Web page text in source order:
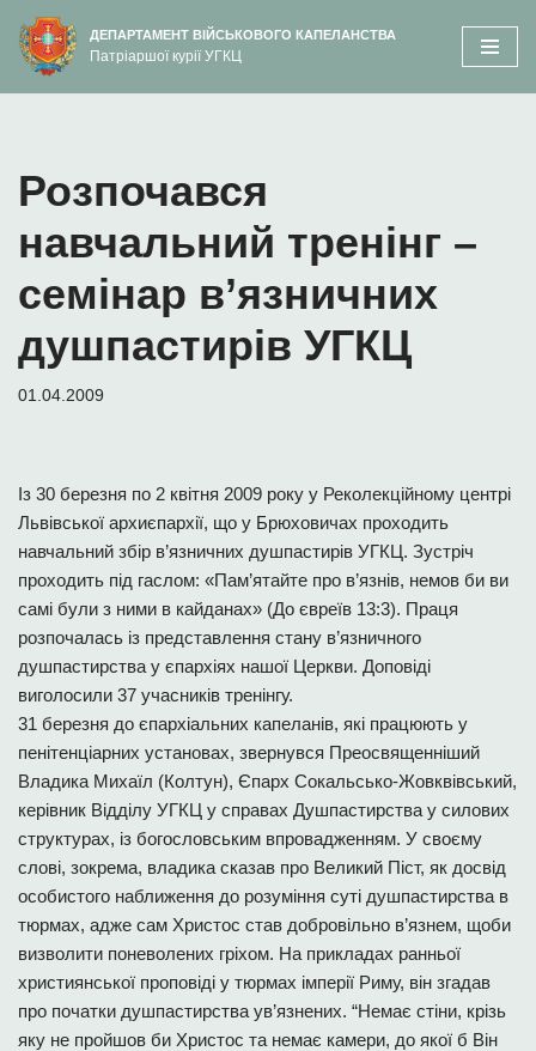
вмісту
Перейти
до
ДЕПАРТАМЕНТ ВІЙСЬКОВОГО КАПЕЛАНСТВА
Патріаршої курії УГКЦ
Розпочався
навчальний тренінг –
семінар в’язничних
душпастирів УГКЦ
01.04.2009
Із 30 березня по 2 квітня 2009 року у Реколекційному центрі
Львівської архиєпархії, що у Брюховичах проходить
навчальний збір в’язничних душпастирів УГКЦ. Зустріч
проходить під гаслом: «Пам’ятайте про в’язнів, немов би ви
самі були з ними в кайданах» (До євреїв 13:3). Праця
розпочалась із представлення стану в’язничного
душпастирства у єпархіях нашої Церкви. Доповіді
виголосили 37 учасників тренінгу.
31 березня до єпархіальних капеланів, які працюють у
пенітенціарних установах, звернувся Преосвященніший
Владика Михаїл (Колтун), Єпарх Сокальсько-Жовквівський,
керівник Відділу УГКЦ у справах Душпастирства у силових
структурах, із богословським впровадженням. У своєму
слові, зокрема, владика сказав про Великий Піст, як досвід
особистого наближення до розуміння суті душпастирства в
тюрмах, адже сам Христос став добровільно в’язнем, щоби
визволити поневолених гріхом. На прикладах ранньої
християнської проповіді у тюрмах імперії Риму, він згадав
про початки душпастирства ув’язнених. “Немає стіни, крізь
яку не пройшов би Христос та немає камери, до якої б Він